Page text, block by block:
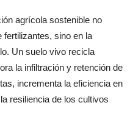
agrícola sostenible no
fertilizantes, sino en la
Un suelo vivo recicla
la infiltración y retención de
incrementa la eficiencia en
resiliencia de los cultivos